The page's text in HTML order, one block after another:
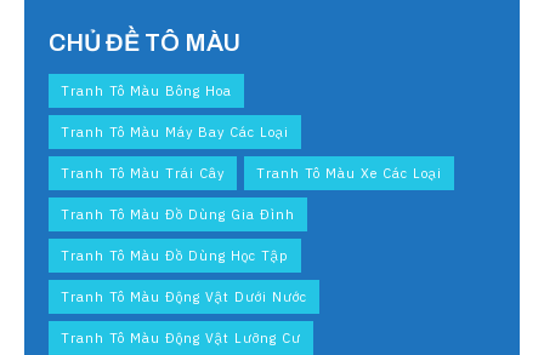
CHỦ ĐỀ TÔ MÀU
Tranh Tô Màu Bông Hoa
Tranh Tô Màu Máy Bay Các Loại
Tranh Tô Màu Trái Cây Tranh Tô Màu Xe Các Loại
Tranh Tô Màu Đồ Dùng Gia Đình
Tranh Tô Màu Đồ Dùng Học Tập
Tranh Tô Màu Động Vật Dưới Nước
Tranh Tô Màu Động Vật Lưỡng Cư